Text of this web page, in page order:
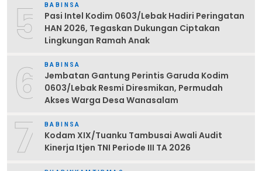
5 BABINSA
Pasi Intel Kodim 0603/Lebak Hadiri Peringatan
HAN 2026, Tegaskan Dukungan Ciptakan
Lingkungan Ramah Anak
6 BABINSA
Jembatan Gantung Perintis Garuda Kodim
0603/Lebak Resmi Diresmikan, Permudah
Akses Warga Desa Wanasalam
7 BABINSA
Kodam XIX/Tuanku Tambusai Awali Audit
Kinerja Itjen TNI Periode III TA 2026